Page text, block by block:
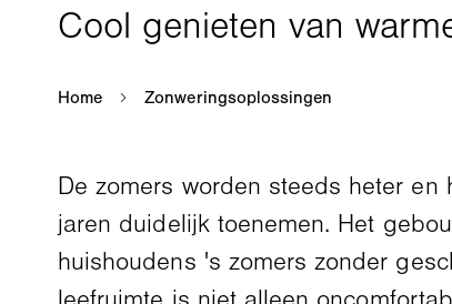
De zomers worden steeds heter
jaren duidelijk toenemen. Het
huishoudens 's zomers zonder